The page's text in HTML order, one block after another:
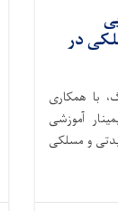
در
با همکاری
آموزشی
و مسلکی